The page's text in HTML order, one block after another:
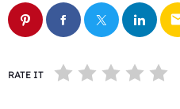
RATE IT